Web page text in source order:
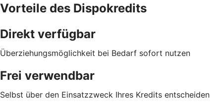
Vorteile des Dispokredits
Direkt verfügbar
Überziehungsmöglichkeit bei Bedarf sofort nutzen
Frei verwendbar
Selbst über den Einsatzzweck Ihres Kredits entscheiden